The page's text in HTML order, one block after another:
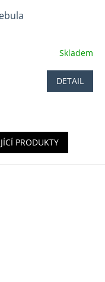
Skladem
DETAIL
PRODUKTY